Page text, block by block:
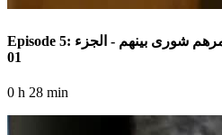
Episode 5: المجلس الوطني الاتحادي .. وأمرهم شورى بينهم - الجزء
01
0 h 28 min